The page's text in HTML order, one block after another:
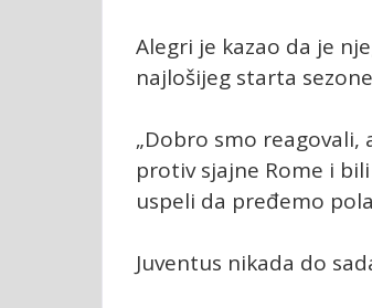
Alegri je kazao da je
najlošijeg starta
„Dobro smo reagovali,
protiv sjajne Rome i
uspeli da pređemo
Juventus nikada do